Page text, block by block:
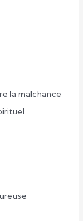
la malchance